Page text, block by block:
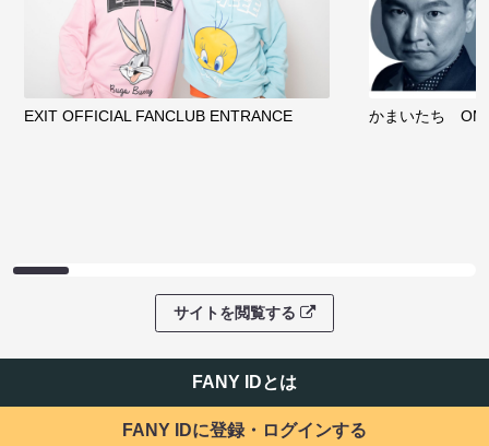
EXIT OFFICIAL FANCLUB ENTRANCE かまいたち
サイトを閲覧する
FANY IDとは
FANY IDに登録・ログインする